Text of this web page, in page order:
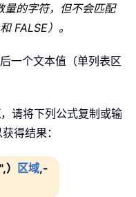
量的字符，但不会匹配
FALSE）。
一个文本值（单列表区
，请将下列公式复制或输
得结果：
区域,-